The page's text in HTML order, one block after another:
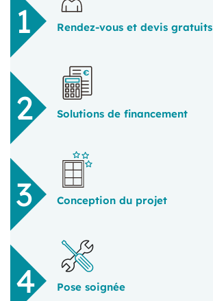
Rendez-vous et devis gratuits
Solutions de financement
Conception du projet
Pose soignée